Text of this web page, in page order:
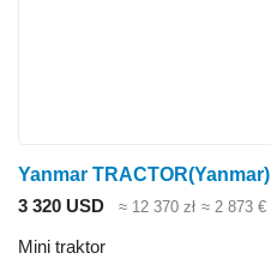
Yanmar TRACTOR(Yanmar)
3 320 USD
≈ 12 370 zł ≈ 2 873 €
Mini traktor